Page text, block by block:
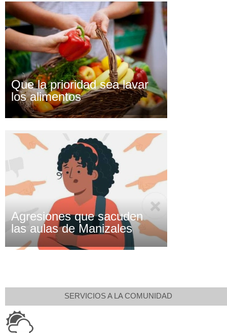
Que la prioridad sea lavar
los alimentos
Agresiones que sacuden
las aulas de Manizales
SERVICIOS A LA COMUNIDAD